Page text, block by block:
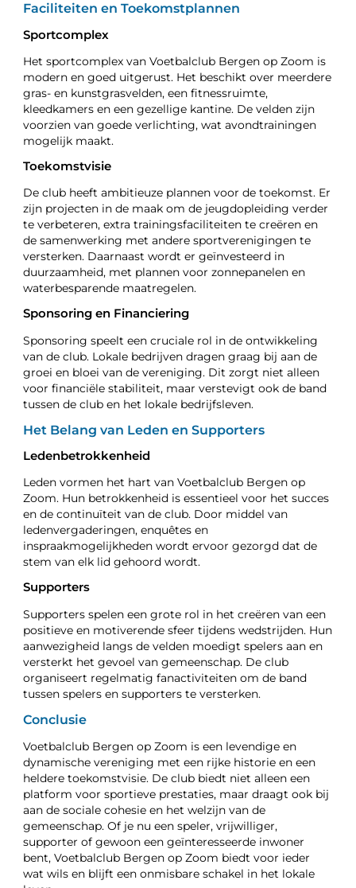
Faciliteiten en Toekomstplannen
Sportcomplex
Het sportcomplex van Voetbalclub Bergen op Zoom is
modern en goed uitgerust. Het beschikt over meerdere
gras- en kunstgrasvelden, een fitnessruimte,
kleedkamers en een gezellige kantine. De velden zijn
voorzien van goede verlichting, wat avondtrainingen
mogelijk maakt.
Toekomstvisie
De club heeft ambitieuze plannen voor de toekomst. Er
zijn projecten in de maak om de jeugdopleiding verder
te verbeteren, extra trainingsfaciliteiten te creëren en
de samenwerking met andere sportverenigingen te
versterken. Daarnaast wordt er geïnvesteerd in
duurzaamheid, met plannen voor zonnepanelen en
waterbesparende maatregelen.
Sponsoring en Financiering
Sponsoring speelt een cruciale rol in de ontwikkeling
van de club. Lokale bedrijven dragen graag bij aan de
groei en bloei van de vereniging. Dit zorgt niet alleen
voor financiële stabiliteit, maar verstevigt ook de band
tussen de club en het lokale bedrijfsleven.
Het Belang van Leden en Supporters
Ledenbetrokkenheid
Leden vormen het hart van Voetbalclub Bergen op
Zoom. Hun betrokkenheid is essentieel voor het succes
en de continuïteit van de club. Door middel van
ledenvergaderingen, enquêtes en
inspraakmogelijkheden wordt ervoor gezorgd dat de
stem van elk lid gehoord wordt.
Supporters
Supporters spelen een grote rol in het creëren van een
positieve en motiverende sfeer tijdens wedstrijden. Hun
aanwezigheid langs de velden moedigt spelers aan en
versterkt het gevoel van gemeenschap. De club
organiseert regelmatig fanactiviteiten om de band
tussen spelers en supporters te versterken.
Conclusie
Voetbalclub Bergen op Zoom is een levendige en
dynamische vereniging met een rijke historie en een
heldere toekomstvisie. De club biedt niet alleen een
platform voor sportieve prestaties, maar draagt ook bij
aan de sociale cohesie en het welzijn van de
gemeenschap. Of je nu een speler, vrijwilliger,
supporter of gewoon een geïnteresseerde inwoner
bent, Voetbalclub Bergen op Zoom biedt voor ieder
wat wils en blijft een onmisbare schakel in het lokale